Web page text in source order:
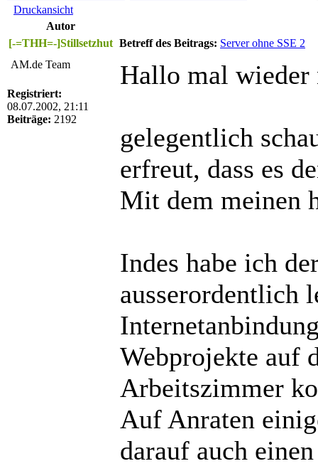
Druckansicht
Autor
[-=THH=-]Stillsetzhut Betreff des Beitrags: Server ohne SSE 2
AM.de Team
Registriert:
08.07.2002, 21:11
Beiträge: 2192
Hallo mal
gelegentlich
erfreut, dass es
Mit dem meinen
Indes habe ich
ausserordentlich
Webprojekte auf
Arbeitszimmer
Auf Anraten
darauf auch